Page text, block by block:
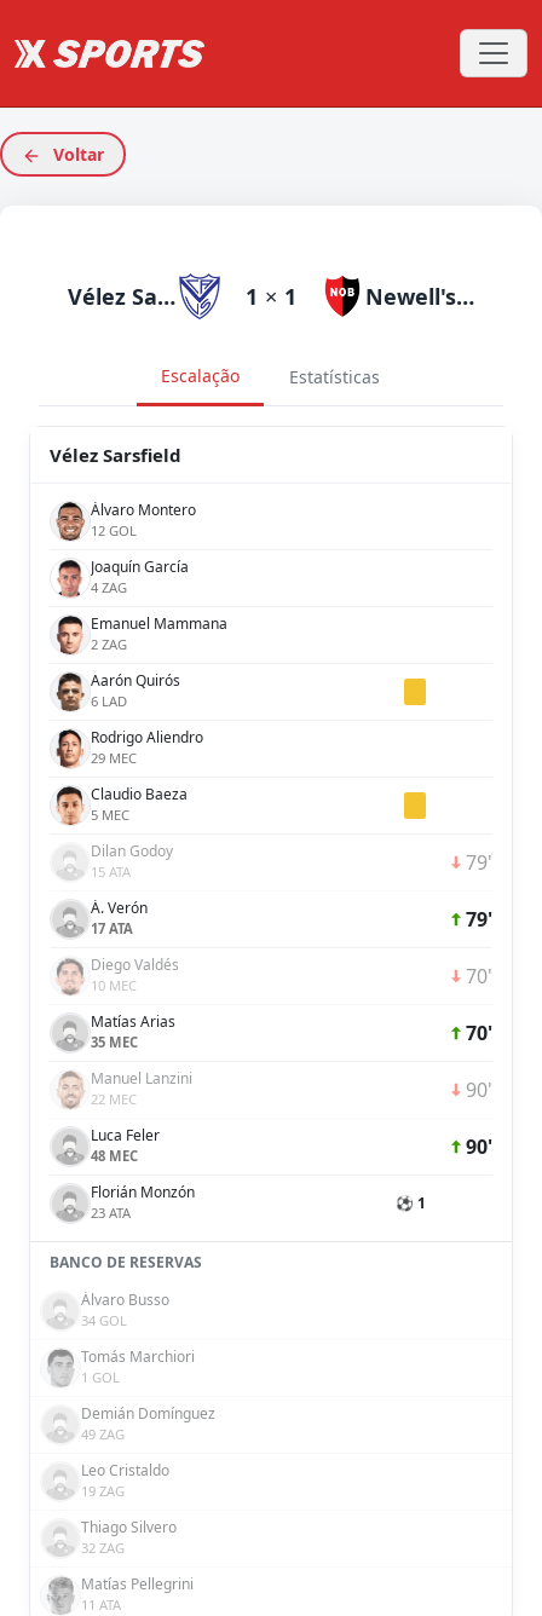
Voltar
Vélez Sarsfield 1 × 1 Newell's Old Boys
Escalação Estatísticas
Vélez Sarsfield
Álvaro Montero
12 GOL
Joaquín García
4 ZAG
Emanuel Mammana
2 ZAG
Aarón Quirós
6 LAD
Rodrigo Aliendro
29 MEC
Claudio Baeza
5 MEC
Dilan Godoy
15 ATA 79'
Á. Verón
17 ATA 79'
Diego Valdés
10 MEC 70'
Matías Arias
35 MEC 70'
Manuel Lanzini
22 MEC 90'
Luca Feler
48 MEC 90'
Florián Monzón
23 ATA ⚽ 1
BANCO DE RESERVAS
Álvaro Busso
34 GOL
Tomás Marchiori
1 GOL
Demián Domínguez
49 ZAG
Leo Cristaldo
19 ZAG
Thiago Silvero
32 ZAG
Matías Pellegrini
11 ATA